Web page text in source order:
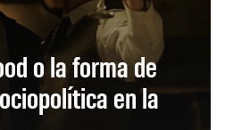
o la forma de
en la